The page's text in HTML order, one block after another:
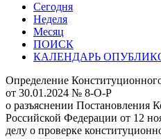
Сегодня
Неделя
Месяц
ПОИСК
КАЛЕНДАРЬ
Определение
от 30.01.2024 № 8-О-Р
о разъяснении Постановления
Российской Федерации от 12
делу о проверке